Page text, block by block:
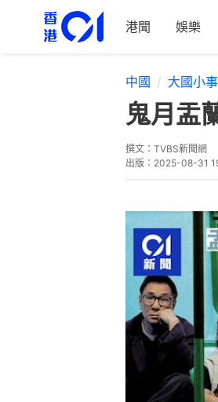
港聞 娛樂
中國 大國小事
鬼月盂
撰文： TVBS新聞網
出版： 2025-08-31